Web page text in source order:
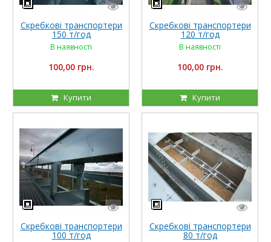
Скребкові транспортери
150 т/год
В наявності
100,00 грн.
Купити
Скребкові транспортери
120 т/год
В наявності
100,00 грн.
Купити
Скребкові транспортери
100 т/год
Скребкові транспортери
80 т/год